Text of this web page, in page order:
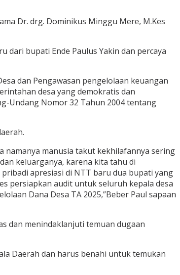
Dr. drg. Dominikus Minggu Mere, M.Kes
dari bupati Ende Paulus Yakin dan percaya
dan Pengawasan pengelolaan keuangan
desa yang demokratis dan
Undang Nomor 32 Tahun 2004 tentang
namanya manusia takut kekhilafannya sering
keluarganya, karena kita tahu di
apresiasi di NTT baru dua bupati yang
persiapkan audit untuk seluruh kepala desa
Dana Desa TA 2025,”Beber Paul sapaan
dan menindaklanjuti temuan dugaan
Daerah dan harus benahi untuk temukan